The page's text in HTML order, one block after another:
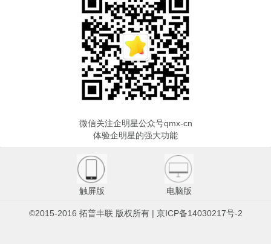
微信关注企明星公众号qmx-cn
体验企明星的强大功能
触屏版 电脑版
©2015-2016 拓普丰联 版权所有 | 京ICP备14030217号-2